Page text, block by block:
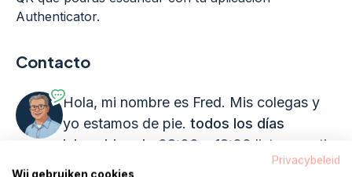
Authenticator.
Contacto
Hola, mi nombre es Fred. Mis colegas y
yo estamos de pie. todos los días
laborables de 08:00 a 18:00 listo para ti.
Privacybeleid
Wij gebruiken cookies